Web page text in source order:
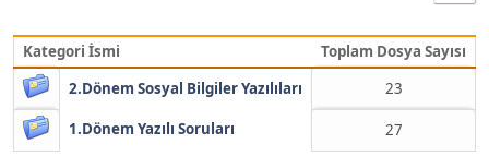
Kategori İsmi
Toplam Dosya Sayısı
2.Dönem Sosyal Bilgiler Yazılıları
23
1.Dönem Yazılı Soruları 27